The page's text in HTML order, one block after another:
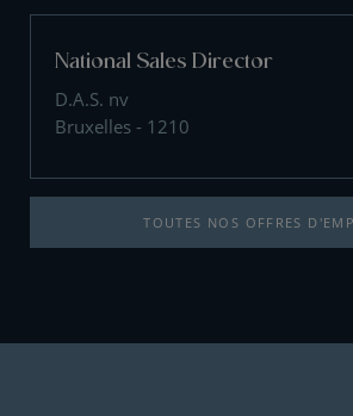
National Sales Director
D.A.S. nv
Bruxelles - 1210
TOUTES NOS OFFRES